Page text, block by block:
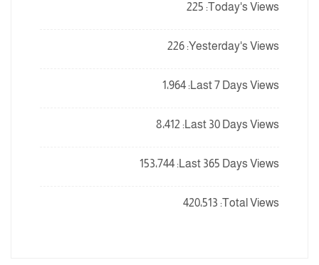
Today's Views:
225
Yesterday's Views:
226
Last 7 Days Views: 1٬964
Last 30 Days Views: 8٬412
Last 365 Days Views: 153٬744
Total Views: 420٬513